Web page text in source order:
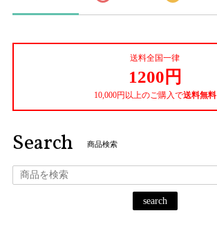
送料全国一律
1200円
10,000円以上のご購入で送料無料
Search 商品検索
search